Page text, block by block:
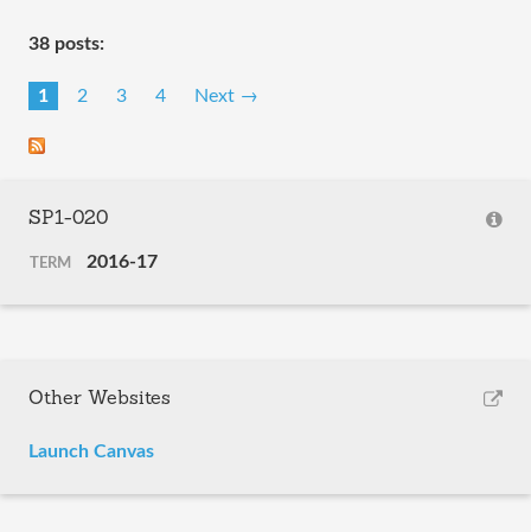
38 posts:
1 2 3 4 Next →
SP1-020
TERM 2016-17
Other Websites
Launch Canvas